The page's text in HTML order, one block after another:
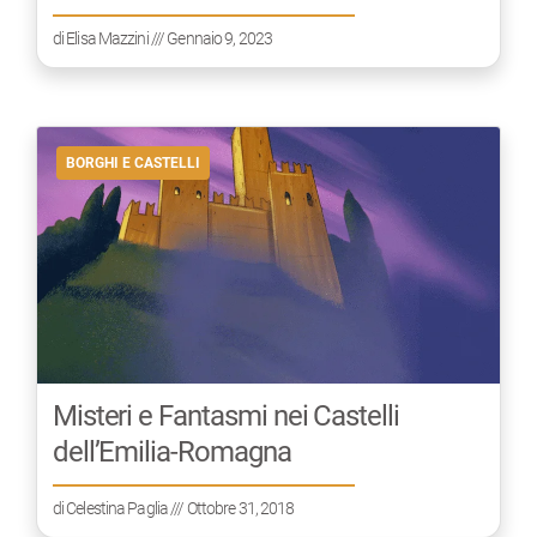
diElisa Mazzini/// Gennaio 9, 2023
BORGHI E CASTELLI
Misteri e Fantasmi nei Castelli
dell’Emilia-Romagna
diCelestina Paglia/// Ottobre 31, 2018